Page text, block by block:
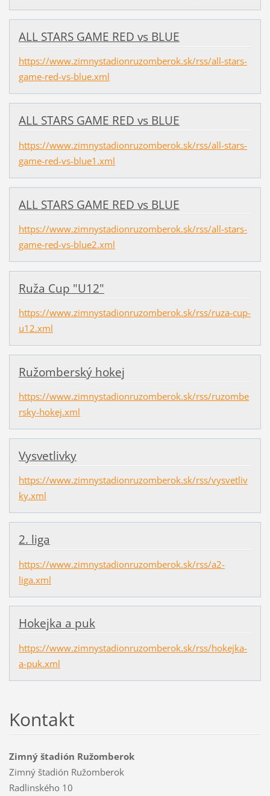
ALL STARS GAME RED vs BLUE
https://www.zimnystadionruzomberok.sk/rss/all-stars-
game-red-vs-blue.xml
ALL STARS GAME RED vs BLUE
https://www.zimnystadionruzomberok.sk/rss/all-stars-
game-red-vs-blue1.xml
ALL STARS GAME RED vs BLUE
https://www.zimnystadionruzomberok.sk/rss/all-stars-
game-red-vs-blue2.xml
Ruža Cup "U12"
https://www.zimnystadionruzomberok.sk/rss/ruza-cup-
u12.xml
Ružomberský hokej
https://www.zimnystadionruzomberok.sk/rss/ruzombe
rsky-hokej.xml
Vysvetlivky
https://www.zimnystadionruzomberok.sk/rss/vysvetliv
ky.xml
2. liga
https://www.zimnystadionruzomberok.sk/rss/a2-
liga.xml
Hokejka a puk
https://www.zimnystadionruzomberok.sk/rss/hokejka-
a-puk.xml
Kontakt
Zimný štadión Ružomberok
Zimný štadión Ružomberok
Radlinského 10